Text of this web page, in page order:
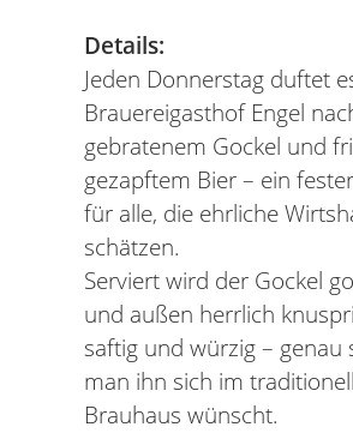
Details:
Jeden Donnerstag duftet
Brauereigasthof Engel
gebratenem Gockel und
gezapftem Bier – ein
für alle, die ehrliche
schätzen.
Serviert wird der Gockel
und außen herrlich
saftig und würzig – genau
man ihn sich im
Brauhaus wünscht.